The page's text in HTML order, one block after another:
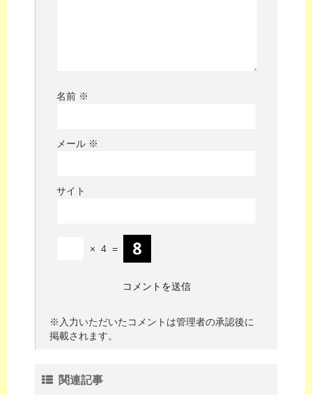
名前 ※
メール ※
サイト
× 4 =
※入力いただいたコメントは管理者の承認後に
掲載されます。
関連記事